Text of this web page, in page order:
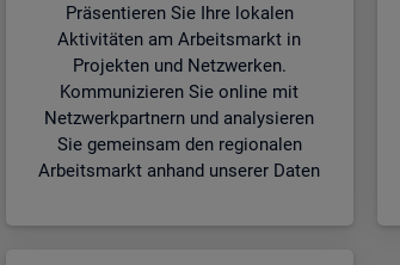
Präsentieren Sie Ihre lokalen
Aktivitäten am Arbeitsmarkt in
Projekten und Netzwerken.
Kommunizieren Sie online mit
Netzwerkpartnern und analysieren
Sie gemeinsam den regionalen
Arbeitsmarkt anhand unserer Daten